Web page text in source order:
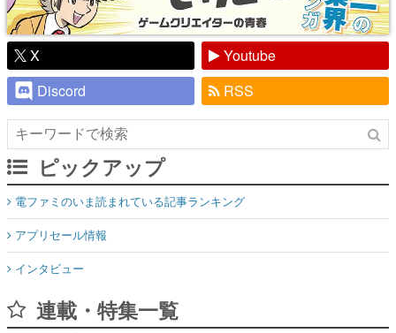
X
Youtube
Discord
RSS
ピックアップ
電ファミのいま読まれている記事ランキング
アプリセール情報
インタビュー
連載・特集一覧